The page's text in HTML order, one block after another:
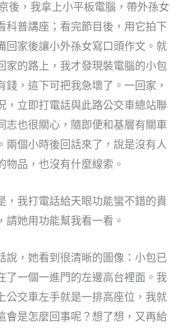
後，我拿上小平板電腦，帶外孫女
科普講座；看完節目後，用它拍下
回家後讓小外孫女寫口頭作文。就
家的路上，我才發現裝電腦的小包
錢，這下可把我急壞了。一回家，
，立即打電話與此路公交車總站聯
志也很關心，隨即便和基層有關車
兩個小時後回話來了，說是沒有人
物品，也沒有什麼線索。
，我打電話給天眼功能蠻不錯的貴
請她用功能幫我看一看。
說，她看到很清晰的圖像：小包已
了一個一進門的左邊高台裡面。我
公交車左手就是一排高座位，我就
會是怎麼回事呢？想了想，又再給